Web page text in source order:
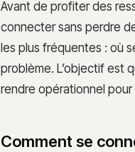
Avant de profiter des
connecter sans perdre
les plus fréquentes : où
problème. L’objectif est
rendre opérationnel
Comment se